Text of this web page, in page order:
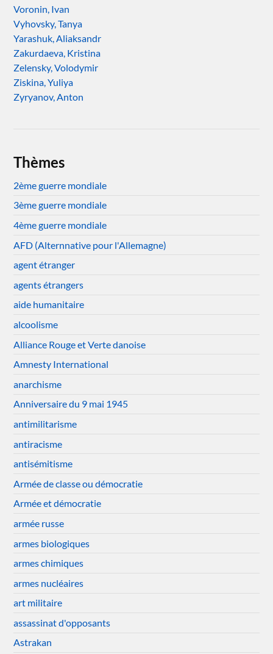
Voronin, Ivan
Vyhovsky, Tanya
Yarashuk, Aliaksandr
Zakurdaeva, Kristina
Zelensky, Volodymir
Ziskina, Yuliya
Zyryanov, Anton
Thèmes
2ème guerre mondiale
3ème guerre mondiale
4ème guerre mondiale
AFD (Alternnative pour l'Allemagne)
agent étranger
agents étrangers
aide humanitaire
alcoolisme
Alliance Rouge et Verte danoise
Amnesty International
anarchisme
Anniversaire du 9 mai 1945
antimilitarisme
antiracisme
antisémitisme
Armée de classe ou démocratie
Armée et démocratie
armée russe
armes biologiques
armes chimiques
armes nucléaires
art militaire
assassinat d'opposants
Astrakan